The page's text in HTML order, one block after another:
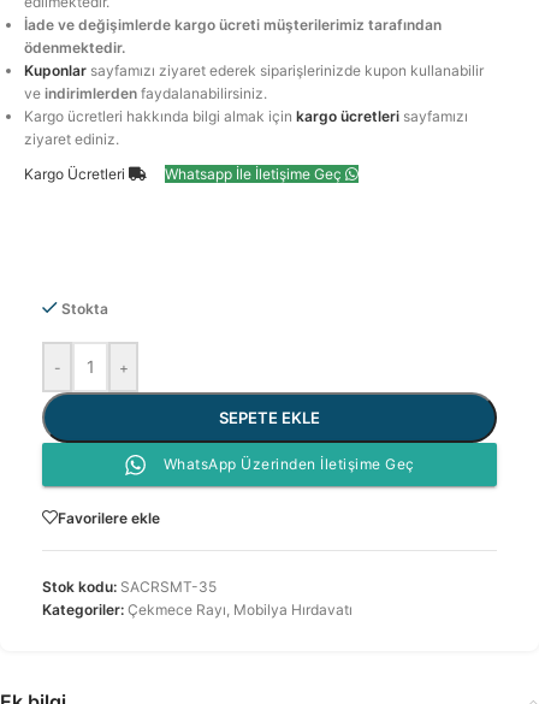
İade ve değişimlerde kargo ücreti müşterilerimiz tarafından
ödenmektedir.
Kuponlar sayfamızı ziyaret ederek siparişlerinizde kupon kullanabilir
veindirimlerden faydalanabilirsiniz.
Kargo ücretleri hakkında bilgi almak içinkargo ücretleri sayfamızı
ziyaret ediniz.
Kargo Ücretleri
Whatsapp İle İletişime Geç
Stokta
- +
SEPETE EKLE
WhatsApp Üzerinden İletişime Geç
Favorilere ekle
Stok kodu: SACRSMT-35
Kategoriler: Çekmece Rayı, Mobilya Hırdavatı